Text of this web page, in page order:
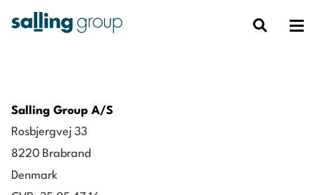
Salling Group A/S
Rosbjergvej 33
8220 Brabrand
Denmark